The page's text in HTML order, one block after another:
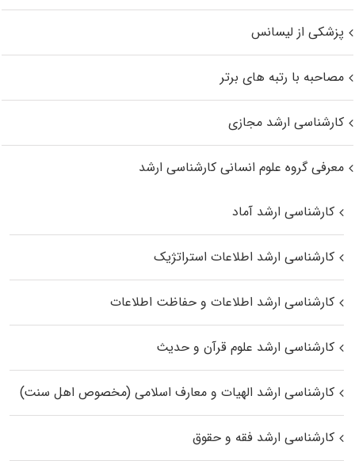
پزشکی از لیسانس
مصاحبه با رتبه های برتر
کارشناسی ارشد مجازی
معرفی گروه علوم انسانی کارشناسی ارشد
کارشناسی ارشد آماد
کارشناسی ارشد اطلاعات استراتژیک
کارشناسی ارشد اطلاعات و حفاظت اطلاعات
کارشناسی ارشد علوم قرآن و حدیث
کارشناسی ارشد الهیات و معارف اسلامی (مخصوص اهل سنت)
کارشناسی ارشد فقه و حقوق